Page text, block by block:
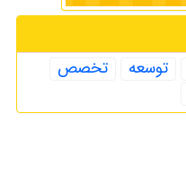
توسعه
تخصص